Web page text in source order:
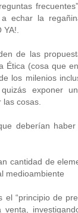
echar la
YA!.
de las
Ética (cosa que
los milenios
exponer
las cosas.
deberían
cantidad de
medioambiente
el “principio de